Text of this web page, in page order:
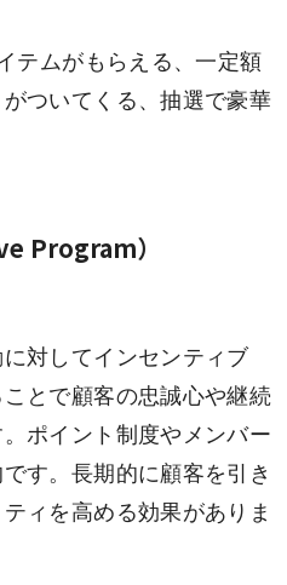
テムがもらえる、一定額
ついてくる、抽選で豪華
Program）
対してインセンティブ
ことで顧客の忠誠心や継続
ポイント制度やメンバー
す。長期的に顧客を引き
ィを高める効果がありま